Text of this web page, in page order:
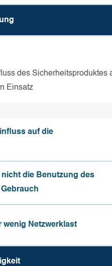
des Sicherheitsproduktes
Einsatz
auf die
nicht die Benutzung des
wenig Netzwerklast